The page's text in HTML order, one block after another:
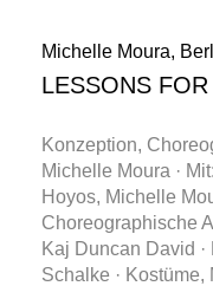
Michelle Moura,
LESSONS
Konzeption,
Michelle Moura ·
Hoyos, Michelle
Choreographische
Kaj Duncan David
Schalke · Kostüme,